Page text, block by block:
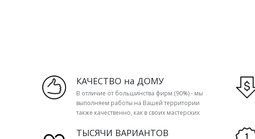
КАЧЕСТВО на ДОМУ
В отличие от большинства фирм (90%) - мы
выполняем работы на Вашей территории
также качественно, как в своих мастерских
ТЫСЯЧИ ВАРИАНТОВ